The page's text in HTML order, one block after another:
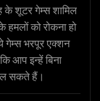
के शूटर गेम्स शामिल
हमलों को रोकना हो
गेम्स भरपूर एक्शन
आप इन्हें बिना
सकते हैं।